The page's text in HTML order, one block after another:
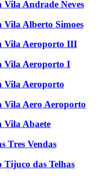
Vila Andrade Neves
Vila Alberto Simoes
Vila Aeroporto III
Vila Aeroporto I
Vila Aeroporto
Vila Aero Aeroporto
Vila Abaete
Tres Vendas
Tijuco das Telhas